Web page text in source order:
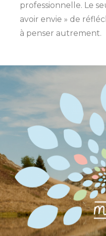
professionnelle. Le
avoir envie » de
à penser autrement.